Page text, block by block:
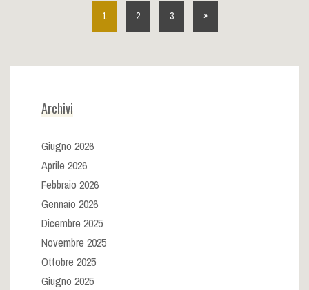
1 2 3 »
Archivi
Giugno 2026
Aprile 2026
Febbraio 2026
Gennaio 2026
Dicembre 2025
Novembre 2025
Ottobre 2025
Giugno 2025